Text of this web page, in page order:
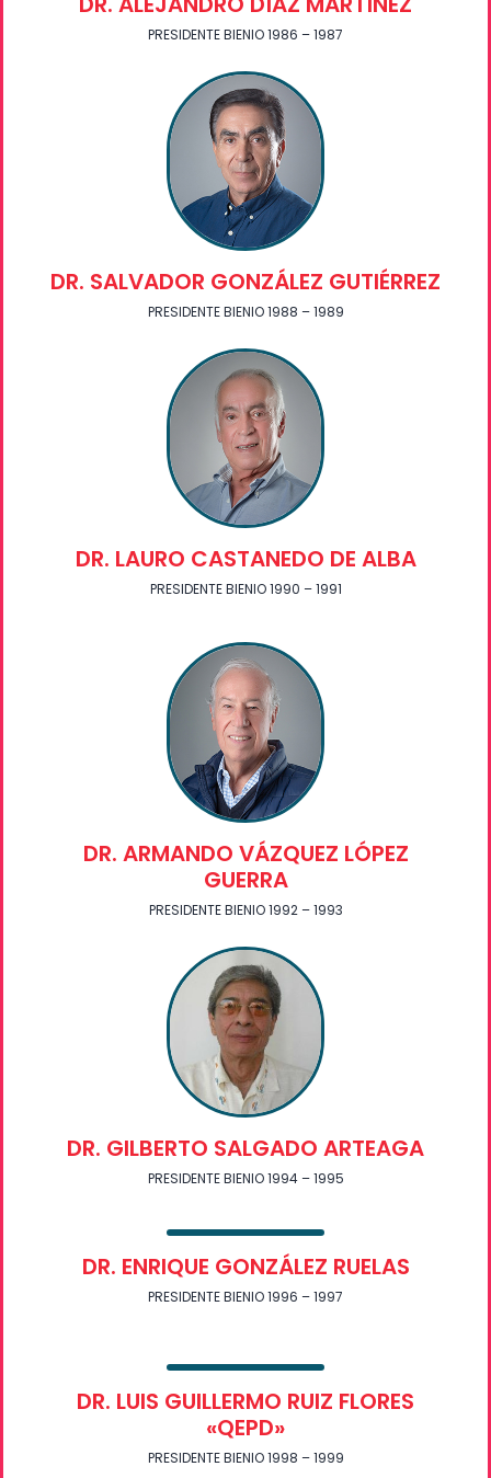
PRESIDENTE BIENIO 1986 – 1987
DR. SALVADOR GONZÁLEZ GUTIÉRREZ
PRESIDENTE BIENIO 1988 – 1989
DR. LAURO CASTANEDO DE ALBA
PRESIDENTE BIENIO 1990 – 1991
DR. ARMANDO VÁZQUEZ LÓPEZ
GUERRA
PRESIDENTE BIENIO 1992 – 1993
DR. GILBERTO SALGADO ARTEAGA
PRESIDENTE BIENIO 1994 – 1995
DR. ENRIQUE GONZÁLEZ RUELAS
PRESIDENTE BIENIO 1996 – 1997
DR. LUIS GUILLERMO RUIZ FLORES
«QEPD»
PRESIDENTE BIENIO 1998 – 1999